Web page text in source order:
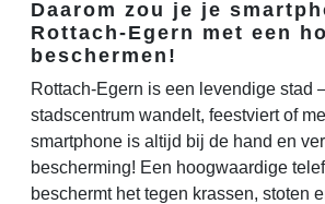
Daarom zou je je
Rottach-Egern met een
beschermen!
Rottach-Egern is een levendige stad
stadscentrum wandelt, feestviert of
smartphone is altijd bij de hand en
bescherming! Een hoogwaardige
beschermt het tegen krassen, stoten